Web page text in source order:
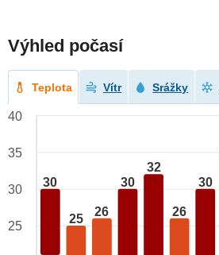
Výhled počasí
Teplota Vítr Srážky
30
25
26
30
32
26
30
40
35
30
25